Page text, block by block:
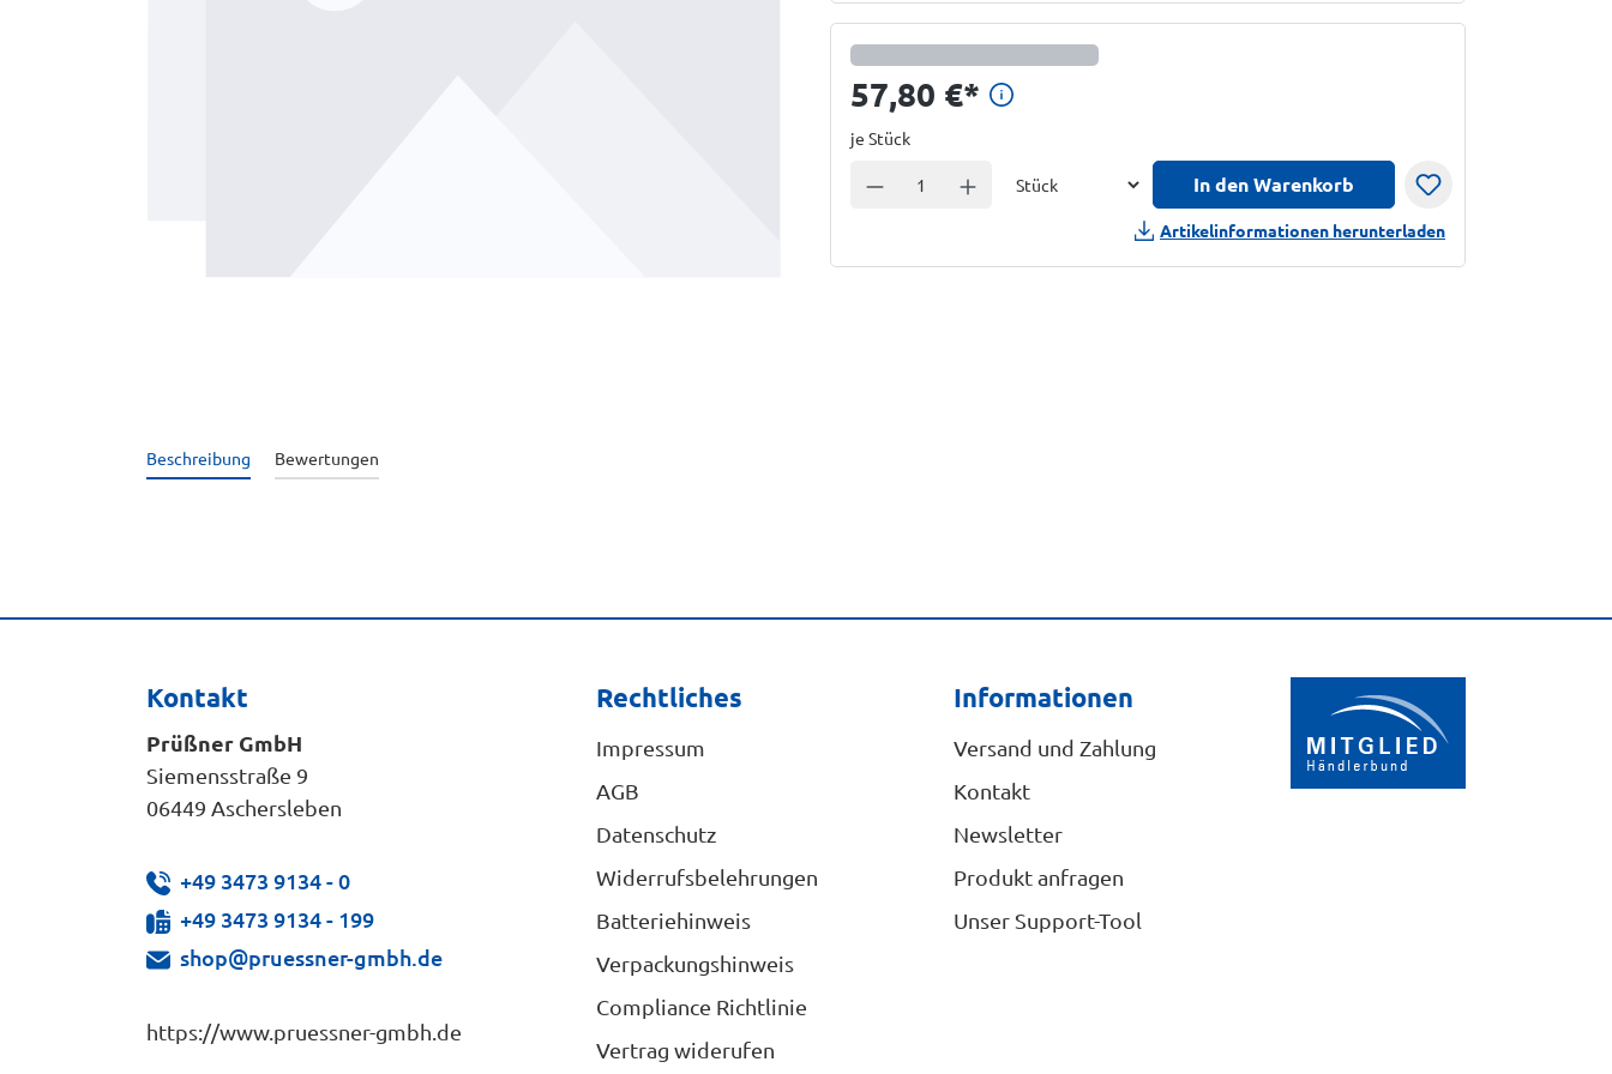
57,80 €* Preisinformationen anzeigen
je Stück
Anzahl verringernAnzahl erhöhen In den Warenkorb
Artikelinformationen herunterladen
Beschreibung Bewertungen
Kontakt
Prüßner GmbH
Siemensstraße 9
06449 Aschersleben
+49 3473 9134 - 0
+49 3473 9134 - 199
shop@pruessner-gmbh.de
https://www.pruessner-gmbh.de
Rechtliches
Impressum
AGB
Datenschutz
Widerrufsbelehrungen
Batteriehinweis
Verpackungshinweis
Compliance Richtlinie
Vertrag widerufen
Informationen
Versand und Zahlung
Kontakt
Newsletter
Produkt anfragen
Unser Support-Tool